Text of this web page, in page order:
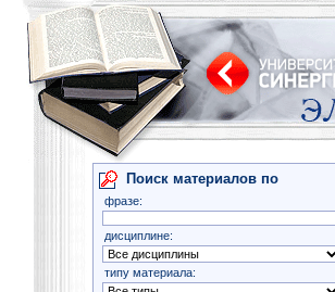
Поиск материалов по
фразе:
дисциплине:
типу материала: